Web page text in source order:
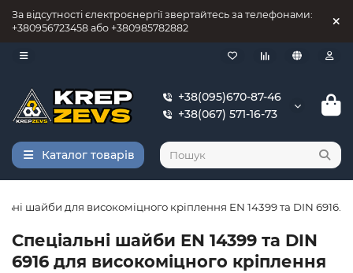
За відсутності єлектроєнергії звертайтесь за телефонами:
+380956723458 або +380985782882
+38(095)670-87-46
+38(067) 571-16-73
Каталог товарів
шайби для високоміцного кріплення EN 14399 та DIN 6916.
Спеціальні шайби EN 14399 та DIN
6916 для високоміцного кріплення